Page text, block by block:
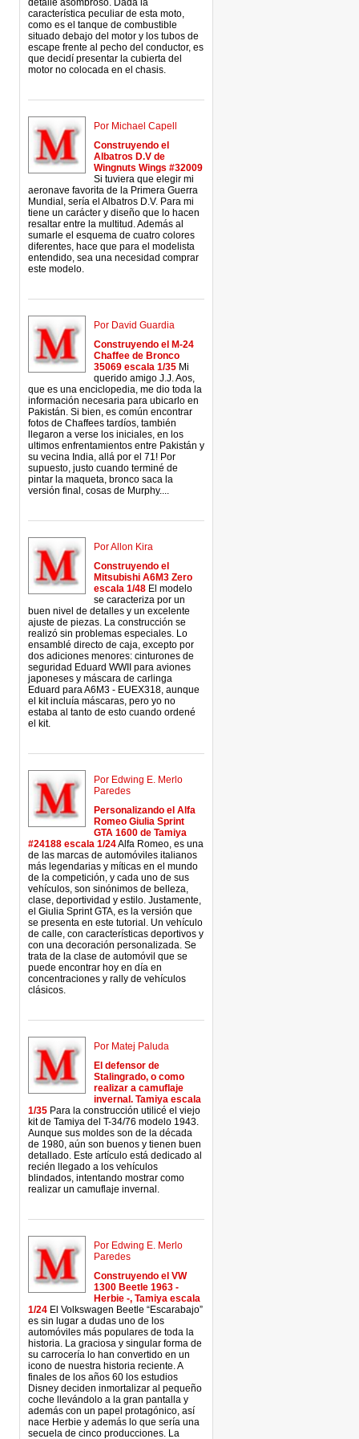
detalle asombroso. Dada la
característica peculiar de esta moto,
como es el tanque de combustible
situado debajo del motor y los tubos de
escape frente al pecho del conductor, es
que decidí presentar la cubierta del
motor no colocada en el chasis.
Por Michael Capell
Construyendo el
Albatros D.V de
Wingnuts Wings #32009
Si tuviera que elegir mi
aeronave favorita de la Primera Guerra
Mundial, sería el Albatros D.V. Para mi
tiene un carácter y diseño que lo hacen
resaltar entre la multitud. Además al
sumarle el esquema de cuatro colores
diferentes, hace que para el modelista
entendido, sea una necesidad comprar
este modelo.
Por David Guardia
Construyendo el M-24
Chaffee de Bronco
35069 escala 1/35 Mi
querido amigo J.J. Aos,
que es una enciclopedia, me dio toda la
información necesaria para ubicarlo en
Pakistán. Si bien, es común encontrar
fotos de Chaffees tardíos, también
llegaron a verse los iniciales, en los
ultimos enfrentamientos entre Pakistán y
su vecina India, allá por el 71! Por
supuesto, justo cuando terminé de
pintar la maqueta, bronco saca la
versión final, cosas de Murphy....
Por Allon Kira
Construyendo el
Mitsubishi A6M3 Zero
escala 1/48 El modelo
se caracteriza por un
buen nivel de detalles y un excelente
ajuste de piezas. La construcción se
realizó sin problemas especiales. Lo
ensamblé directo de caja, excepto por
dos adiciones menores: cinturones de
seguridad Eduard WWII para aviones
japoneses y máscara de carlinga
Eduard para A6M3 - EUEX318, aunque
el kit incluía máscaras, pero yo no
estaba al tanto de esto cuando ordené
el kit.
Por Edwing E. Merlo
Paredes
Personalizando el Alfa
Romeo Giulia Sprint
GTA 1600 de Tamiya
#24188 escala 1/24Alfa Romeo, es una
de las marcas de automóviles italianos
más legendarias y míticas en el mundo
de la competición, y cada uno de sus
vehículos, son sinónimos de belleza,
clase, deportividad y estilo. Justamente,
el Giulia Sprint GTA, es la versión que
se presenta en este tutorial. Un vehículo
de calle, con características deportivos y
con una decoración personalizada. Se
trata de la clase de automóvil que se
puede encontrar hoy en día en
concentraciones y rally de vehículos
clásicos.
Por Matej Paluda
El defensor de
Stalingrado, o como
realizar a camuflaje
invernal. Tamiya escala
1/35 Para la construcción utilicé el viejo
kit de Tamiya del T-34/76 modelo 1943.
Aunque sus moldes son de la década
de 1980, aún son buenos y tienen buen
detallado. Este artículo está dedicado al
recién llegado a los vehículos
blindados, intentando mostrar como
realizar un camuflaje invernal.
Por Edwing E. Merlo
Paredes
Construyendo el VW
1300 Beetle 1963 -
Herbie -, Tamiya escala
1/24 El Volkswagen Beetle “Escarabajo”
es sin lugar a dudas uno de los
automóviles más populares de toda la
historia. La graciosa y singular forma de
su carrocería lo han convertido en un
icono de nuestra historia reciente. A
finales de los años 60 los estudios
Disney deciden inmortalizar al pequeño
coche llevándolo a la gran pantalla y
además con un papel protagónico, así
nace Herbie y además lo que sería una
secuela de cinco producciones. La